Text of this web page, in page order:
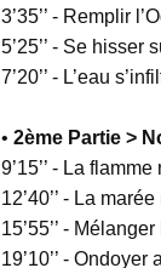
3’35’’ - Remplir
5’25’’ - Se hisser
7’20’’ - L’eau
• 2ème Partie >
9’15’’ - La
12’40’’ - La
15’55’’ -
19’10’’ -